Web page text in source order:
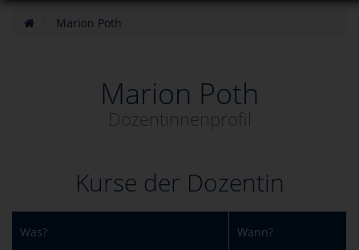
Marion Poth
Marion Poth
Dozentinnenprofil
Kurse der Dozentin
Was? Wann?